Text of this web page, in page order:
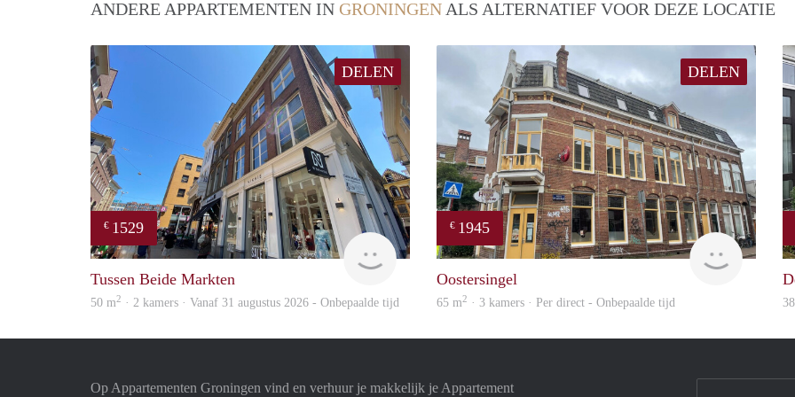
ANDERE APPARTEMENTEN IN GRONINGEN ALS ALTERNATIEF VOOR DEZE LOCATIE
DELEN
€ 1529
GrunoVerhuur
Tussen Beide Markten
50 m2 · 2 kamers · Vanaf 31 augustus 2026 - Onbepaalde tijd
DELEN
€ 1945
Oostersingel
65 m2 · 3 kamers · Per direct - Onbepaalde tijd
Op Appartementen Groningen vind en verhuur je makkelijk je Appartement